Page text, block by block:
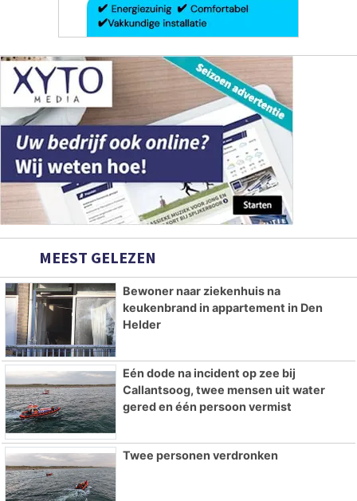
MEEST GELEZEN
Bewoner naar ziekenhuis na
keukenbrand in appartement in Den
Helder
Eén dode na incident op zee bij
Callantsoog, twee mensen uit water
gered en één persoon vermist
Twee personen verdronken